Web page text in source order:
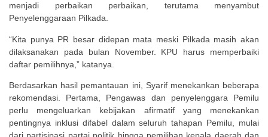
menjadi perbaikan perbaikan, terutama menyambut
Penyelenggaraan Pilkada.
“Kita punya PR besar didepan mata meski Pilkada masih akan
dilaksanakan pada bulan November. KPU harus memperbaiki
daftar pemilihnya,” katanya.
Berdasarkan hasil pemantauan ini, Syarif menekankan beberapa
rekomendasi. Pertama, Pengawas dan penyelenggara Pemilu
perlu mengeluarkan kebijakan afirmatif yang menekankan
pentingnya inklusi difabel dalam seluruh tahapan Pemilu, mulai